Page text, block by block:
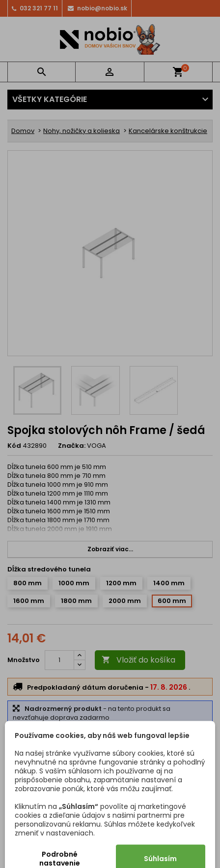
032 321 77 11 nobio@nobio.sk
  shopping_cart0
VŠETKY KATEGÓRIE
Domov Nohy, nožičky a kolieska Kancelárske konštrukcie
Spojka stolových nôh Frame / šedá
Kód 432890 Značka:VOGA
Dĺžka tunela 600 mm je 510 mm
Dĺžka tunela 800 mm je 710 mm
Dĺžka tunela 1000 mm je 910 mm
Dĺžka tunela 1200 mm je 1110 mm
Dĺžka tunela 1400 mm je 1310 mm
Dĺžka tunela 1600 mm je 1510 mm
Dĺžka tunela 1800 mm je 1710 mm
Dĺžka tunela 2000 mm je 1910 mm
Zobraziť viac...
Dĺžka stredového tunela
800 mm
1000 mm 1200 mm
1400 mm
1600 mm
1800 mm 2000 mm 600 mm
14,01 €
Množstvo  Vložiť do košíka
Predpokladaný dátum doručenia - 17. 8. 2026 .
Nadrozmerný produkt - na tento produkt sa
nevzťahuje doprava zadarmo
ZÁKAZNÍCI, KTORÍ SI KÚPILI TENTO PRODUKT, KÚPILI
TIEŽ:
Používame cookies, aby náš web fungoval lepšie
Na našej stránke využívame súbory cookies, ktoré sú
nevyhnutné na správne fungovanie stránky a pohodlný
nákup. S vaším súhlasom ich používame aj na
prispôsobenie obsahu, zapamätanie nastavení a
zobrazovanie ponúk, ktoré vás môžu zaujímať.
Kliknutím na „Súhlasím“ povolíte aj marketingové
cookies a zdieľanie údajov s našimi partnermi pre
personalizovanú reklamu. Súhlas môžete kedykoľvek
zmeniť v nastaveniach.
Podrobné
nastavenie
Súhlasím